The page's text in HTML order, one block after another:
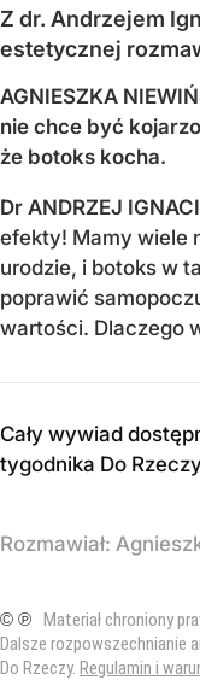
Z dr. Andrzejem
estetycznej
AGNIESZKA
nie chce być
że botoks kocha.
Dr ANDRZEJ
efekty! Mamy wiele
urodzie, i botoks w
poprawić
wartości. Dlaczego
Cały wywiad
tygodnika Do Rzeczy
Rozmawiał:
© ℗ Materiał chroniony
Dalsze rozpowszechnianie
Do Rzeczy. Regulamin i